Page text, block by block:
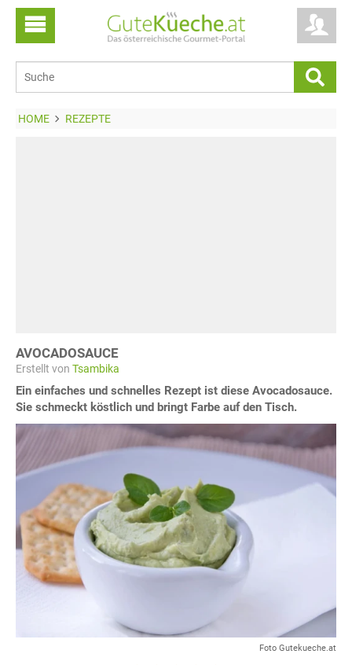
HOME REZEPTE
AVOCADOSAUCE
Erstellt von Tsambika
Ein einfaches und schnelles Rezept ist diese Avocadosauce.
Sie schmeckt köstlich und bringt Farbe auf den Tisch.
Foto Gutekueche.at